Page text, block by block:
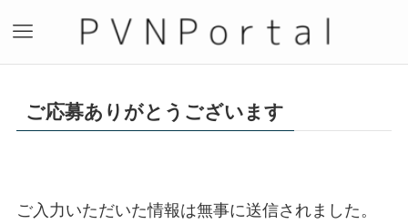
ご応募ありがとうございます
ご入力いただいた情報は無事に送信されました。